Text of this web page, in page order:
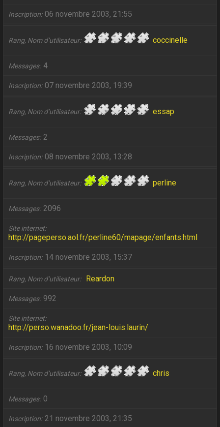
Inscription 06 novembre 2003, 21:55
Rang, Nom d’utilisateur coccinelle
Messages 4
Inscription 07 novembre 2003, 19:39
Rang, Nom d’utilisateur essap
Messages 2
Inscription 08 novembre 2003, 13:28
Rang, Nom d’utilisateur perline
Messages 2096
Site internet
http://pageperso.aol.fr/perline60/mapage/enfants.html
Inscription 14 novembre 2003, 15:37
Rang, Nom d’utilisateur Reardon
Messages 992
Site internet
http://perso.wanadoo.fr/jean-louis.laurin/
Inscription 16 novembre 2003, 10:09
Rang, Nom d’utilisateur chris
Messages 0
Inscription 21 novembre 2003, 21:35